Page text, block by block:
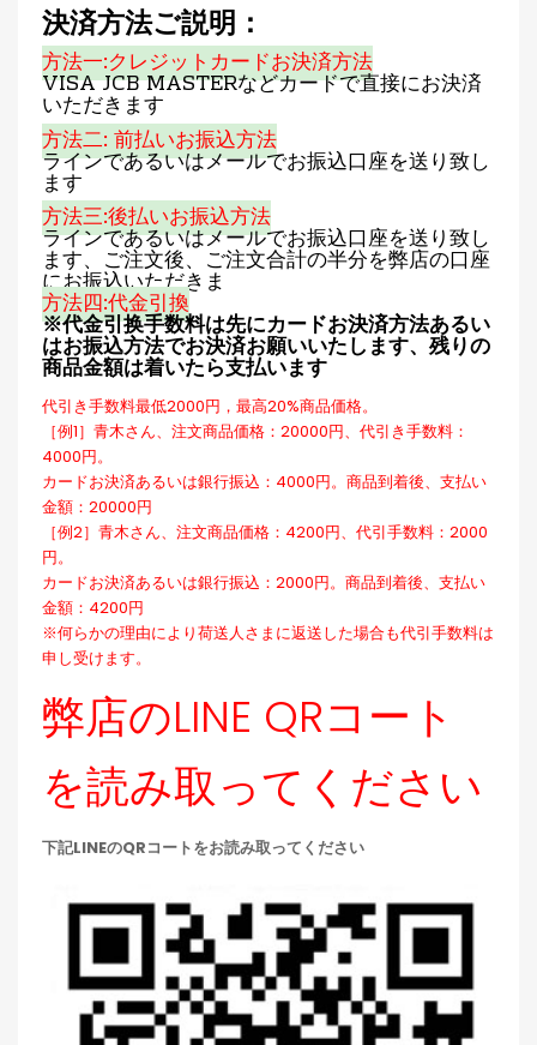
決済方法ご説明：
方法一:クレジットカードお決済方法
VISA JCB MASTERなどカードで直接にお決済
いただきます
方法二: 前払いお振込方法
ラインであるいはメールでお振込口座を送り致し
ます
方法三:後払いお振込方法
ラインであるいはメールでお振込口座を送り致し
ます、ご注文後、ご注文合計の半分を弊店の口座
にお振込いただきま
方法四:代金引換
※代金引换手数料は先にカードお決済方法あるい
はお振込方法でお決済お願いいたします、残りの
商品金額は着いたら支払います
代引き手数料最低2000円，最高20%商品価格。
［例1］青木さん、注文商品価格：20000円、代引き手数料：
4000円。
カードお決済あるいは銀行振込：4000円。商品到着後、支払い
金額：20000円
［例2］青木さん、注文商品価格：4200円、代引手数料：2000
円。
カードお決済あるいは銀行振込：2000円。商品到着後、支払い
金額：4200円
※何らかの理由により荷送人さまに返送した場合も代引手数料は
申し受けます。
弊店のLINE QRコート
を読み取ってください
下記LINEのQRコートをお読み取ってください